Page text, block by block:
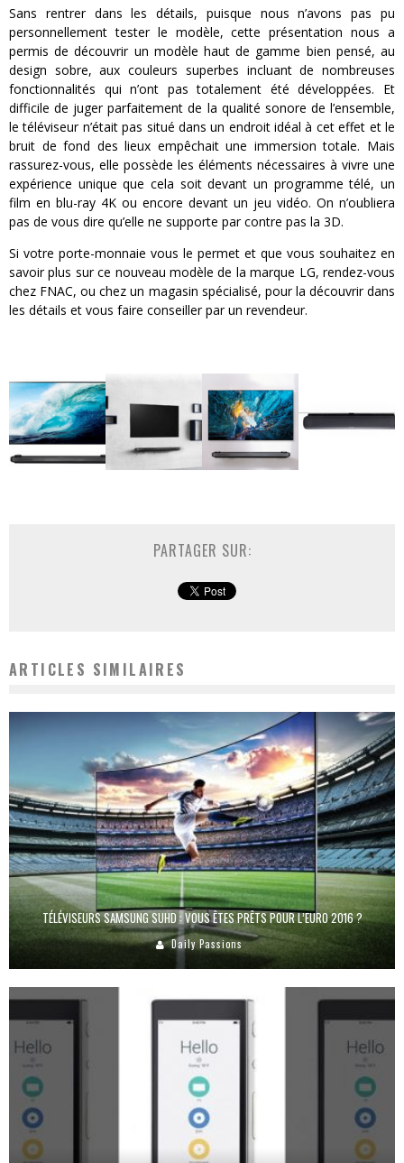
Sans rentrer dans les détails, puisque nous n’avons pas pu
personnellement tester le modèle, cette présentation nous a
permis de découvrir un modèle haut de gamme bien pensé, au
design sobre, aux couleurs superbes incluant de nombreuses
fonctionnalités qui n’ont pas totalement été développées. Et
difficile de juger parfaitement de la qualité sonore de l’ensemble,
le téléviseur n’était pas situé dans un endroit idéal à cet effet et le
bruit de fond des lieux empêchait une immersion totale. Mais
rassurez-vous, elle possède les éléments nécessaires à vivre une
expérience unique que cela soit devant un programme télé, un
film en blu-ray 4K ou encore devant un jeu vidéo. On n’oubliera
pas de vous dire qu’elle ne supporte par contre pas la 3D.
Si votre porte-monnaie vous le permet et que vous souhaitez en
savoir plus sur ce nouveau modèle de la marque LG, rendez-vous
chez FNAC, ou chez un magasin spécialisé, pour la découvrir dans
les détails et vous faire conseiller par un revendeur.
PARTAGER SUR:
ARTICLES SIMILAIRES
TÉLÉVISEURS SAMSUNG SUHD : VOUS ÊTES PRÊTS POUR L’EURO 2016 ?
Daily Passions